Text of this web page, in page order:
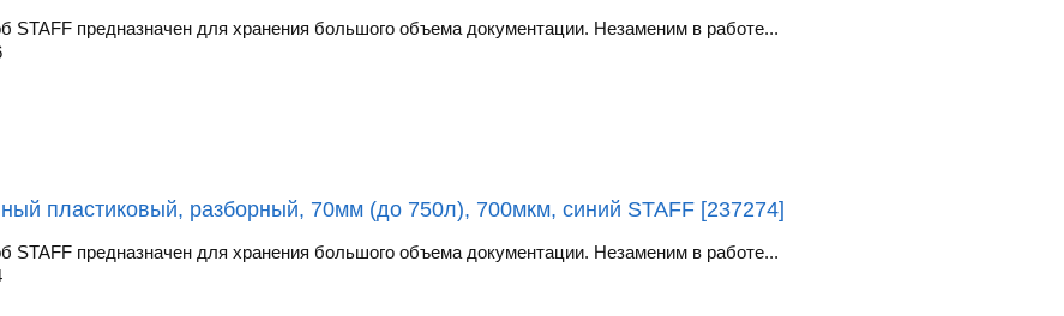
STAFF предназначен для хранения большого объема документации. Незаменим в работе...
пластиковый, разборный, 70мм (до 750л), 700мкм, синий STAFF [237274]
STAFF предназначен для хранения большого объема документации. Незаменим в работе...